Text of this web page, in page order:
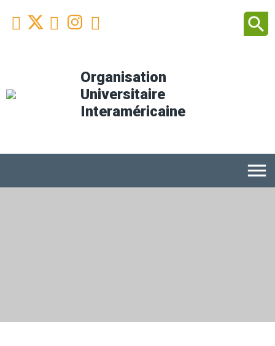
Organisation
Universitaire
Interaméricaine
 Facebook
 YoutubeInstagram
 search
menu